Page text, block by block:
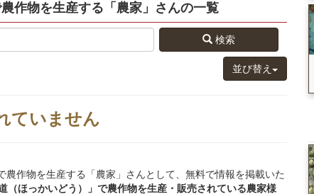
作物を生産する 「農家」さんの一覧
検索
並び替え
ていません
作物を生産する「農家」さんとして、無料で情報を掲載いた
（ほっかいどう）」 で農作物を生産・販売されている農家様